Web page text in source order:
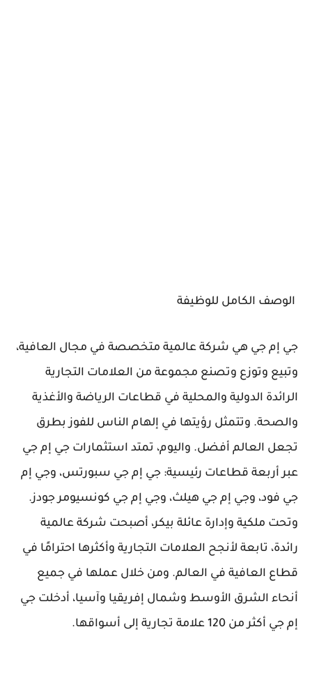
الوصف الكامل للوظيفة
جي إم جي هي شركة عالمية متخصصة في مجال العافية،
وتبيع وتوزع وتصنع مجموعة من العلامات التجارية
الرائدة الدولية والمحلية في قطاعات الرياضة والأغذية
والصحة. وتتمثل رؤيتها في إلهام الناس للفوز بطرق
تجعل العالم أفضل. واليوم، تمتد استثمارات جي إم جي
عبر أربعة قطاعات رئيسية: جي إم جي سبورتس، وجي إم
جي فود، وجي إم جي هيلث، وجي إم جي كونسيومر جودز.
وتحت ملكية وإدارة عائلة بيكر، أصبحت شركة عالمية
رائدة، تابعة لأنجح العلامات التجارية وأكثرها احترامًا في
قطاع العافية في العالم. ومن خلال عملها في جميع
أنحاء الشرق الأوسط وشمال إفريقيا وآسيا، أدخلت جي
إم جي أكثر من 120 علامة تجارية إلى أسواقها.